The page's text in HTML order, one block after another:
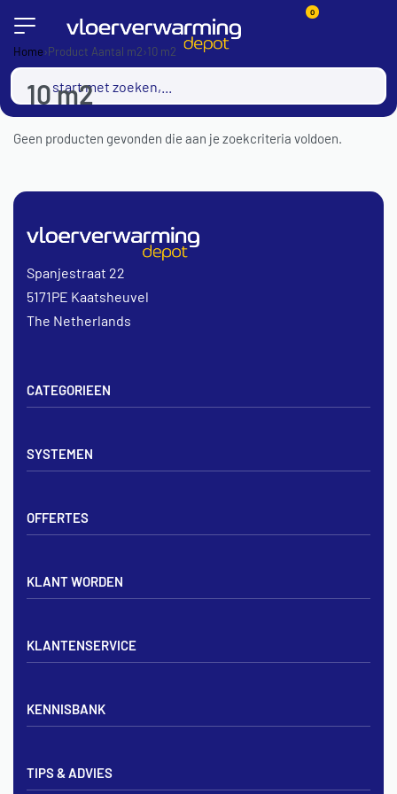
0
Home›Product Aantal m2›10 m2
10 m2
Geen producten gevonden die aan je zoekcriteria voldoen.
CATEGORIEEN
Verdelers
Noppenplaten
Draadmatten
SYSTEMEN
Noppenplaat systeem
OFFERTES
Offerte voor vloerverwarming
Vloerverwarming Tilburg
KLANT WORDEN
Aanmelden zakelijk
Spanjestraat 22
5171PE Kaatsheuvel
The Netherlands
KLANTENSERVICE
Zakelijk aanmelden
Bezorgen & afhalen
Privacybeleid
KENNISBANK
Vloerverwarming en radiatoren
TIPS & ADVIES